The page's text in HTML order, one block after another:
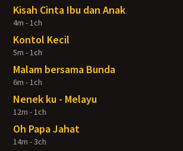
Kisah Cinta Ibu dan Anak
4m - 1ch
Kontol Kecil
5m - 1ch
Malam bersama Bunda
6m - 1ch
Nenek ku - Melayu
12m - 1ch
Oh Papa Jahat
14m - 3ch